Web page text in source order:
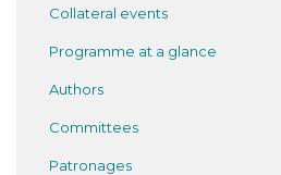
Collateral events
Programme at a glance
Authors
Committees
Patronages